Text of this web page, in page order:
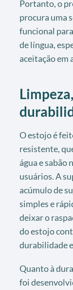
Portanto, o
procura uma
funcional
de língua,
aceitação em
O estojo é
resistente,
água e sabão
usuários. A
acúmulo de
simples e
deixar o
do estojo
durabilidade
Quanto à
foi